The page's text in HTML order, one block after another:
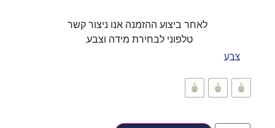
לאחר ביצוע ההזמנה אנו ניצור קשר
טלפוני לבחירת מידה וצבע.
צבע